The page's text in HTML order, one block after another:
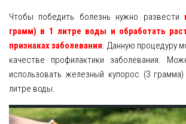
Чтобы победить болезнь нужно развести
грамм) в 1 литре воды и обработать
признаках заболевания. Данную процедуру
качестве профилактики заболевания.
использовать железный купорос (3
литре воды.